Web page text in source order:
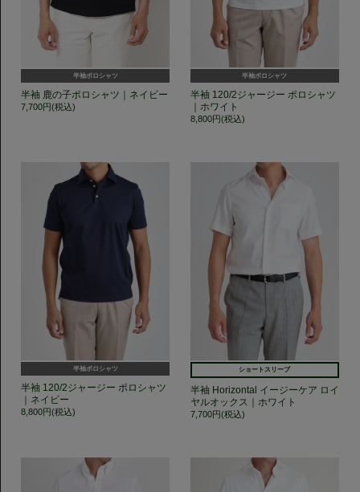
半袖ポロシャツ
半袖 鹿の子ポロシャツ｜ネイビー
7,700円(税込)
半袖ポロシャツ
半袖 120/2ジャージー ポロシャツ
｜ホワイト
8,800円(税込)
半袖ポロシャツ
半袖 120/2ジャージー ポロシャツ
｜ネイビー
8,800円(税込)
ショートスリーブ
半袖 Horizontal イージーケア ロイ
ヤルオックス｜ホワイト
7,700円(税込)